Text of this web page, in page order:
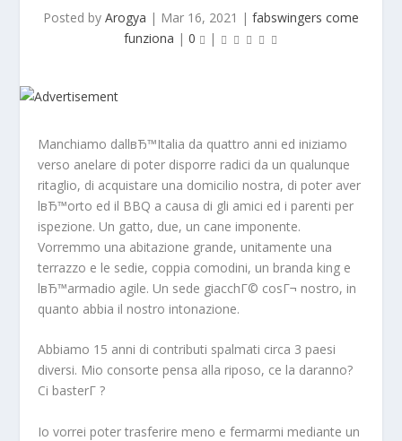
Posted by Arogya | Mar 16, 2021 | fabswingers come
funziona | 0 |
Manchiamo dallвЂ™Italia da quattro anni ed iniziamo
verso anelare di poter disporre radici da un qualunque
ritaglio, di acquistare una domicilio nostra, di poter aver
lвЂ™orto ed il BBQ a causa di gli amici ed i parenti per
ispezione. Un gatto, due, un cane imponente.
Vorremmo una abitazione grande, unitamente una
terrazzo e le sedie, coppia comodini, un branda king e
lвЂ™armadio agile. Un sede giacchГ© cosГ¬ nostro, in
quanto abbia il nostro intonazione.
Abbiamo 15 anni di contributi spalmati circa 3 paesi
diversi. Mio consorte pensa alla riposo, ce la daranno?
Ci basterГ ?
Io vorrei poter trasferire meno e fermarmi mediante un